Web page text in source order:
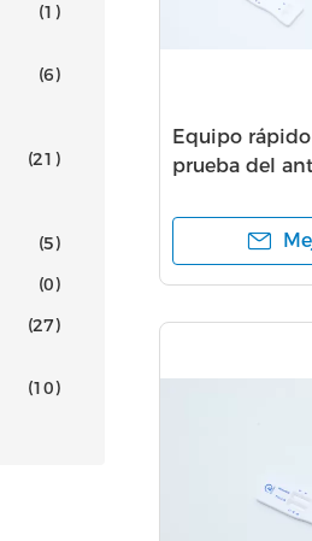
(1)
(6)
(21)
(5)
(0)
(27)
(10)
Equipo
prueba del
2019nCov